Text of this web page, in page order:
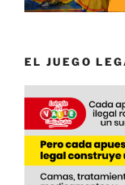
EL JUEGO